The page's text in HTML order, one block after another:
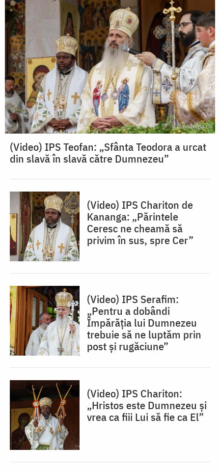
(Video) IPS Teofan: „Sfânta Teodora a urcat
din slavă în slavă către Dumnezeu”
(Video) IPS Chariton de
Kananga: „Părintele
Ceresc ne cheamă să
privim în sus, spre Cer”
(Video) IPS Serafim:
„Pentru a dobândi
Împărăția lui Dumnezeu
trebuie să ne luptăm prin
post și rugăciune”
(Video) IPS Chariton:
„Hristos este Dumnezeu și
vrea ca fiii Lui să fie ca El”